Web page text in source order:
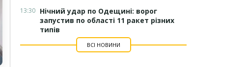
13:30 Нічний удар по Одещині: ворог
запустив по області 11 ракет різних
типів
ВСІ НОВИНИ